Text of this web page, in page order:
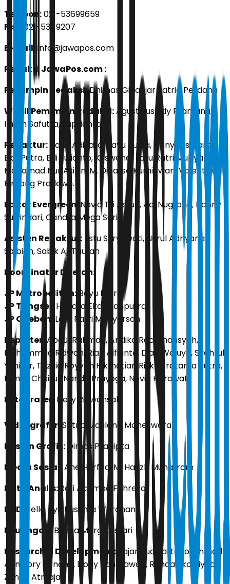
Telepon:021-53699659
Fax:
021-5349207
E-mail:info@jawapos.com
Redaksi JawaPos.com :
Pemimpin Redaksi:Dhimas Ginanjar Satria Perdana
Wakil Pemimpin Redaksi:Agustinus Edy Pramana,
Ilham Safutra, Suprianto
Redaktur: Banu Adikara, Bayu Putra, Dony Lesmana
Eko Putra, Edi Yulianto, Kuswandi, Latu Ratri Mubyarsah,
Mohamad Nur Asikin, M. Dinarsa Kurniawan, Valentinus
Bintang Pradewo.
Editor Evergreen: Novia Tri Astuti, Adi Nugroho, Hanny
Suwindari, Candra Mega Sari
Asisten Redaktur: Estu Suryowati, Nurul Adriyana
Salbiah, Sabik Aji Taufan
Koordinator Daerah:
JP Metropolitan: Bayu Putra
JP Tangsel:
Hendra Eka Syahputra
JP Cirebon: Latu Ratri Mubyarsah
Reporter: Abdul Rahman, Andika Rachmansyah,
Muhammad Ridwan, Rian Alfianto, Djati Waluyo, Syahrul
Yunizar, Tazkia Royyan Hikmatiar, Rizky Pratama Putra,
Dimas Choirul, Nanda Prayoga, Novia Herawati
Fotografer:
Dery Ridwansah
Videografer: Satrio Maulana Maheswara
Desain Grafis: Dimas Pradipta
Media Sosial: Ane Herfira, M. Hafizh Muharrom
Data Analis: Rafi Achmad Fahreza
HRD:
Fella Ayu Kusuma Wardhani
Keuangan:Bunga Margi Lestari
Research & Development: Fajar Budihartono, Ahmad
Aan Tory Tonang, Dony Rahmawan, Renda Eko Riyadi,
Zenna Atmaja.